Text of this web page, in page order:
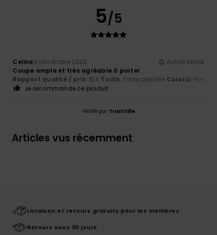
5/5
Celine9 décembre 2025
Achat vérifié
Coupe ample et très agréable à porter
Rapport qualité / prix: 5/5 Taille: Taille parfaite Coloris: 5/5
Je recommande ce produit
Vérifié par TrustVille
Articles vus récemment
Livraison et retours gratuits pour les membres
Retours sous 30 jours